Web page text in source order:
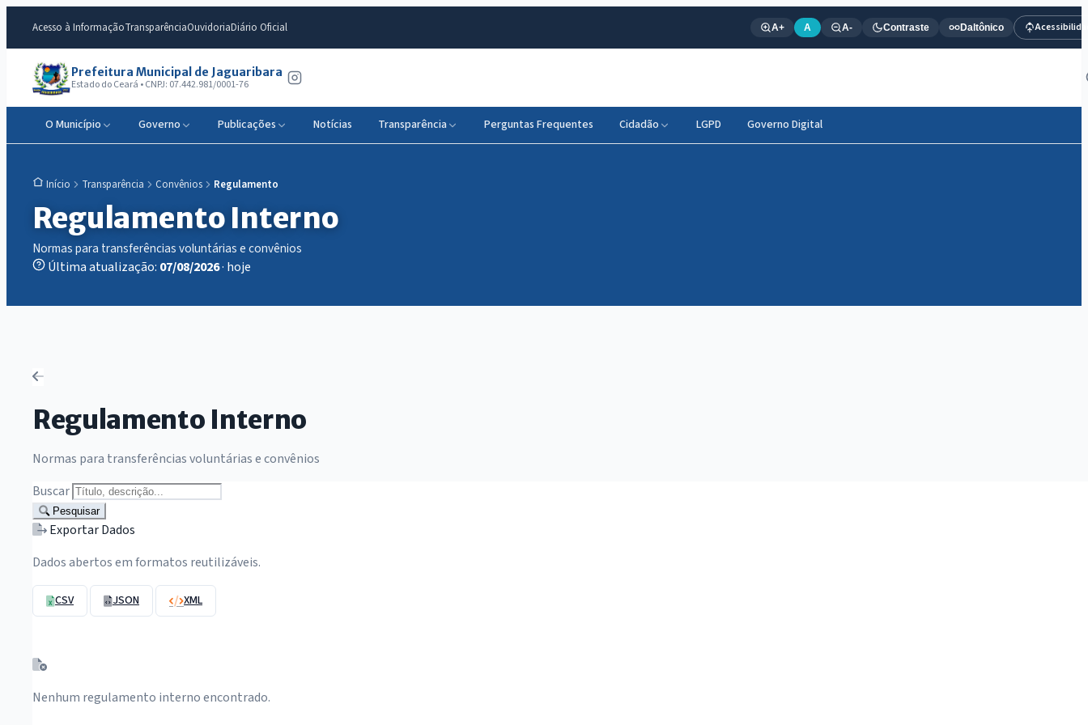
Acesso à InformaçãoTransparênciaOuvidoriaDiário Oficial A+ A A- Contraste Daltônico
Prefeitura Municipal de Jaguaribara
Estado do Ceará • CNPJ: 07.442.981/0001-76
O Município Governo Publicações Notícias Transparência Perguntas Frequentes Cidadão LGPD Governo Digital
Início Transparência Convênios Regulamento
Regulamento Interno
Normas para transferências voluntárias e convênios
Última atualização: 07/08/2026· hoje
Regulamento Interno
Normas para transferências voluntárias e convênios
Buscar
Pesquisar
Exportar Dados
Dados abertos em formatos reutilizáveis.
CSV JSON XML
Nenhum regulamento interno encontrado.